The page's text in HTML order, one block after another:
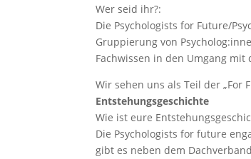
Wer seid ihr?:
Die Psychologists for Future/
Gruppierung von
Fachwissen in den Umgang
Wir sehen uns als Teil der „For
Entstehungsgeschichte
Wie ist eure
Die Psychologists for future
gibt es neben dem